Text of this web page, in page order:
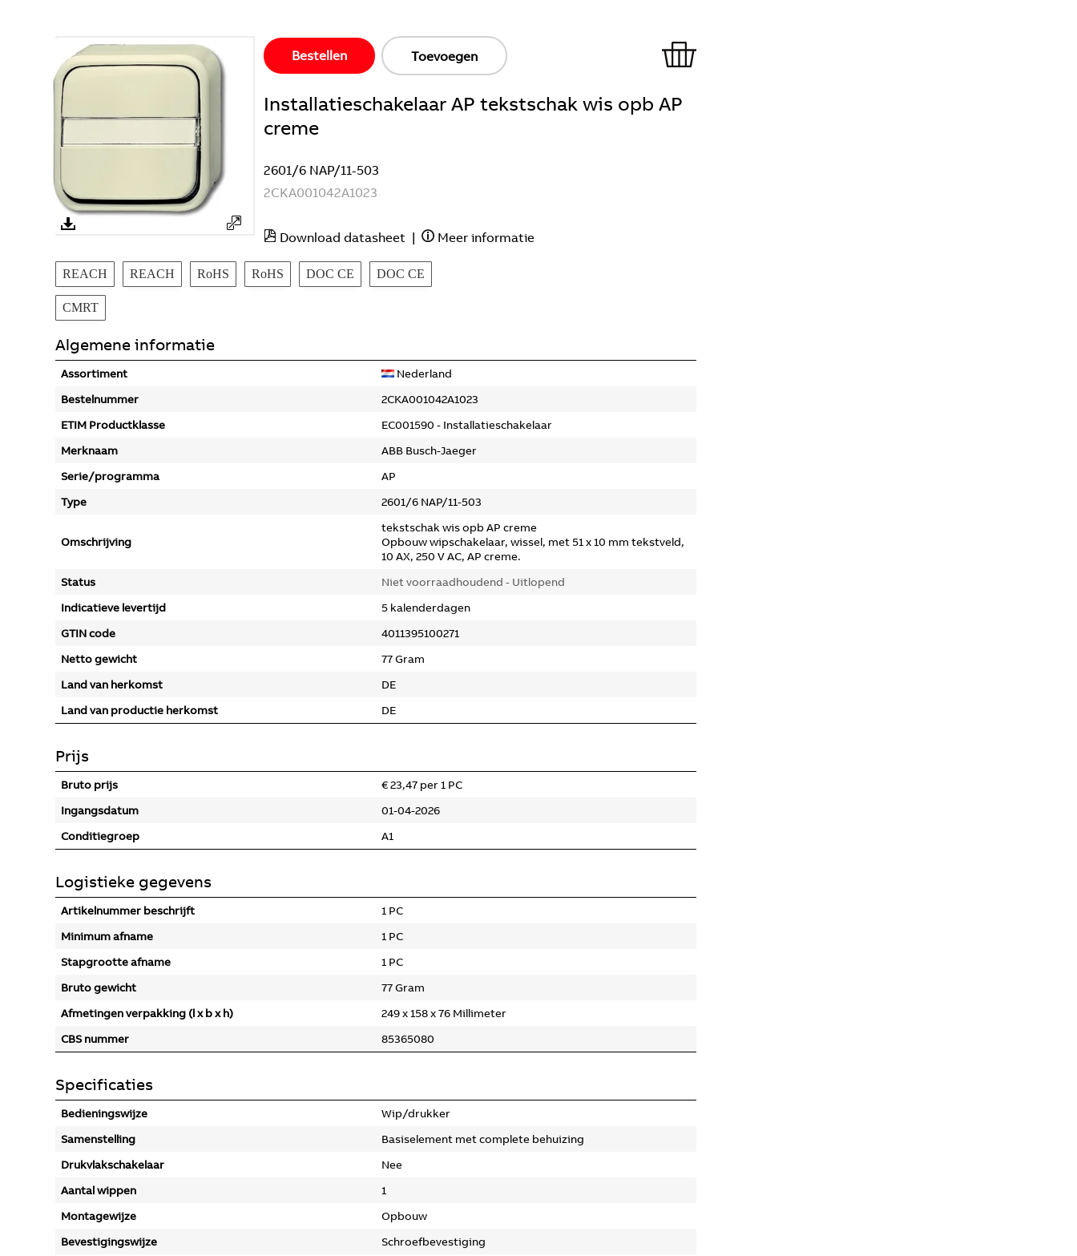
Bestellen Toevoegen
Installatieschakelaar AP tekstschak wis opb AP
creme
2601/6 NAP/11-503
2CKA001042A1023
Download datasheet | Meer informatie
REACH REACH RoHS RoHS DOC CE DOC CE
CMRT
Algemene informatie
Assortiment
Nederland
Bestelnummer
2CKA001042A1023
ETIM Productklasse
EC001590 - Installatieschakelaar
Merknaam
ABB Busch-Jaeger
Serie/programma
AP
Type
2601/6 NAP/11-503
Omschrijving
tekstschak wis opb AP creme
Opbouw wipschakelaar, wissel, met 51 x 10 mm tekstveld,
10 AX, 250 V AC, AP creme.
Status
Niet voorraadhoudend - Uitlopend
Indicatieve levertijd
5 kalenderdagen
GTIN code
4011395100271
Netto gewicht
77 Gram
Land van herkomst
DE
Land van productie herkomst
DE
Prijs
Bruto prijs
€ 23,47 per 1 PC
Ingangsdatum
01-04-2026
Conditiegroep
A1
Logistieke gegevens
Artikelnummer beschrijft
1 PC
Minimum afname
1 PC
Stapgrootte afname
1 PC
Bruto gewicht
77 Gram
Afmetingen verpakking (l x b x h)
249 x 158 x 76 Millimeter
CBS nummer
85365080
Specificaties
Bedieningswijze
Wip/drukker
Samenstelling
Basiselement met complete behuizing
Drukvlakschakelaar
Nee
Aantal wippen
1
Montagewijze
Opbouw
Bevestigingswijze
Schroefbevestiging